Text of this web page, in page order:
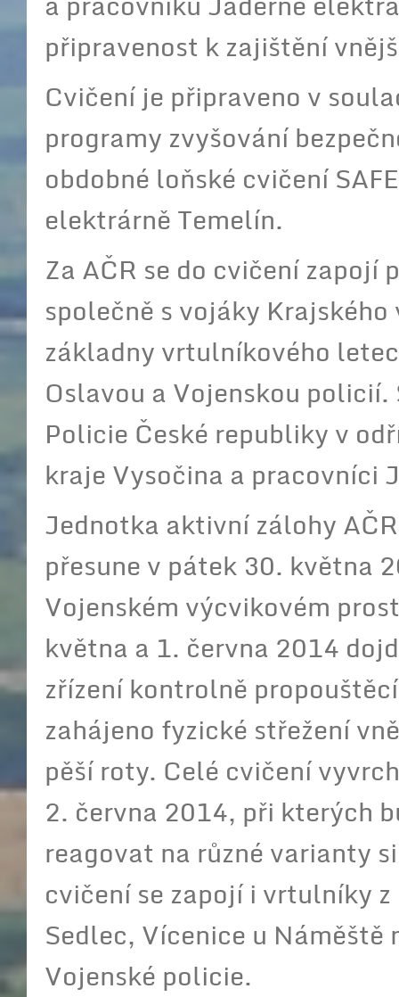
připravenost k zajištění
Cvičení je připraveno v
programy zvyšování
obdobné loňské cvičení
elektrárně Temelín.
Za AČR se do cvičení
společně s vojáky
základny vrtulníkového
Oslavou a Vojenskou
Policie České republiky v
kraje Vysočina a pracovníci
Jednotka aktivní zálohy
přesune v pátek 30. května
Vojenském výcvikovém
května a 1. června 2014
zřízení kontrolně
zahájeno fyzické střežení
pěší roty. Celé cvičení
2. června 2014, při kterých
reagovat na různé varianty
cvičení se zapojí i vrtulníky
Sedlec, Vícenice u
Vojenské policie.